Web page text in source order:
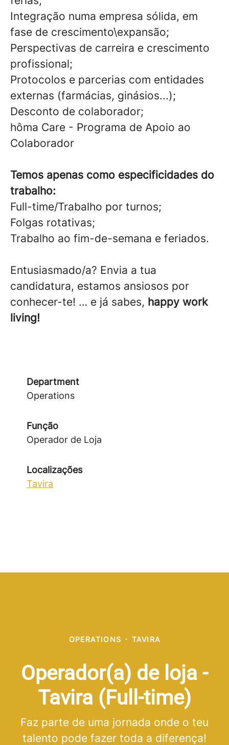
Integração numa empresa sólida, em
fase de crescimento\expansão;
Perspectivas de carreira e crescimento
profissional;
Protocolos e parcerias com entidades
externas (farmácias, ginásios...);
Desconto de colaborador;
hôma Care - Programa de Apoio ao
Colaborador
Temos apenas como especificidades do
trabalho:
Full-time/Trabalho por turnos;
Folgas rotativas;
Trabalho ao fim-de-semana e feriados.
Entusiasmado/a? Envia a tua
candidatura, estamos ansiosos por
conhecer-te! … e já sabes, happy work
living!
Department
Operations
Função
Operador de Loja
Localizações
Tavira
OPERATIONS · TAVIRA
Operador(a) de loja -
Tavira (Full-time)
Faz parte de uma jornada onde o teu
talento pode fazer toda a diferença!